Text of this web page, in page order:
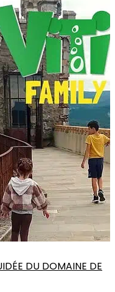
DU DOMAINE DE